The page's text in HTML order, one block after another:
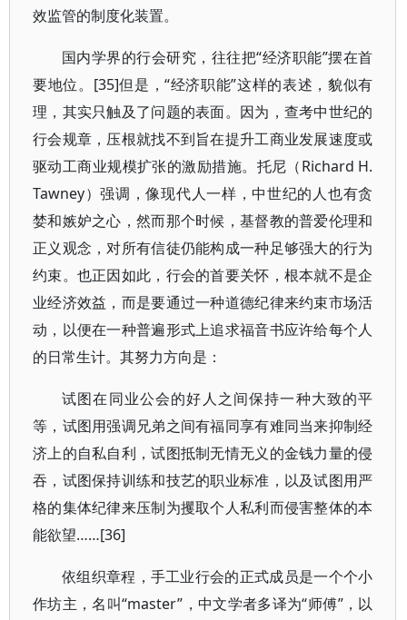
效监管的制度化装置。
国内学界的行会研究，往往把“经济职能”摆在首
要地位。[35]但是，“经济职能”这样的表述，貌似有
理，其实只触及了问题的表面。因为，查考中世纪的
行会规章，压根就找不到旨在提升工商业发展速度或
驱动工商业规模扩张的激励措施。托尼（Richard H.
Tawney）强调，像现代人一样，中世纪的人也有贪
婪和嫉妒之心，然而那个时候，基督教的普爱伦理和
正义观念，对所有信徒仍能构成一种足够强大的行为
约束。也正因如此，行会的首要关怀，根本就不是企
业经济效益，而是要通过一种道德纪律来约束市场活
动，以便在一种普遍形式上追求福音书应许给每个人
的日常生计。其努力方向是：
试图在同业公会的好人之间保持一种大致的平
等，试图用强调兄弟之间有福同享有难同当来抑制经
济上的自私自利，试图抵制无情无义的金钱力量的侵
吞，试图保持训练和技艺的职业标准，以及试图用严
格的集体纪律来压制为攫取个人私利而侵害整体的本
能欲望……[36]
依组织章程，手工业行会的正式成员是一个个小
作坊主，名叫“master”，中文学者多译为“师傅”，以